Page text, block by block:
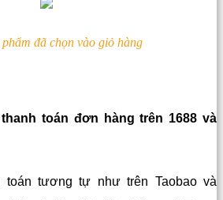
phẩm đã chọn vào giỏ hàng
toán đơn hàng trên 1688 và
toán tương tự như trên Taobao và